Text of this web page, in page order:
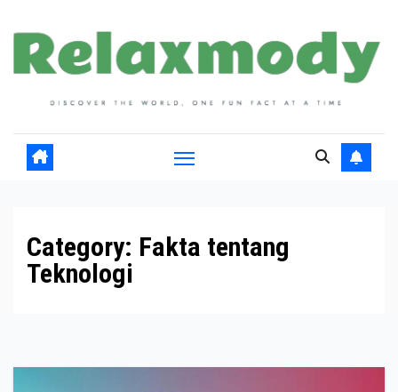
content
Category: Fakta tentang
Teknologi